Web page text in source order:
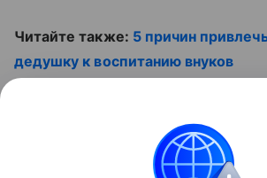
Читайте также: 5 причин
дедушку к воспитанию внуков
Контент недоступен